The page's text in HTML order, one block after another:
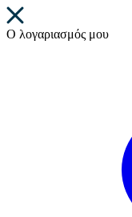
Ο λογαριασμός μου